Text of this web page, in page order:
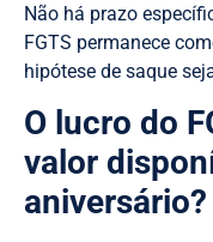
Não há prazo
FGTS permanece
hipótese de saque
O lucro do
valor
aniversário?